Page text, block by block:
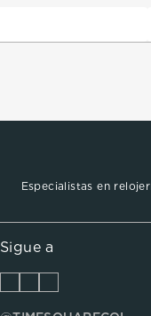
Especialistas en
Sigue a